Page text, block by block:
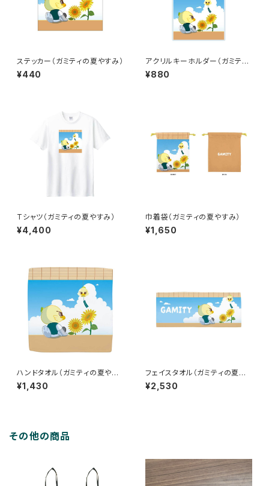
ステッカー（ガミティの夏やすみ）
¥440
アクリルキーホルダー（ガミティ
の夏やすみ）
¥880
Tシャツ（ガミティの夏やすみ）
¥4,400
巾着袋（ガミティの夏やすみ）
¥1,650
ハンドタオル（ガミティの夏やす
み）
¥1,430
フェイスタオル（ガミティの夏や
すみ）
¥2,530
その他の商品